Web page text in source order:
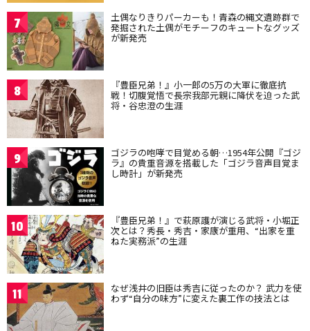
7 土偶なりきりパーカーも！青森の縄文遺跡群で
発掘された土偶がモチーフのキュートなグッズ
が新発売
8 『豊臣兄弟！』小一郎の5万の大軍に徹底抗
戦！切腹覚悟で長宗我部元親に降伏を迫った武
将・谷忠澄の生涯
9 ゴジラの咆哮で目覚める朝…1954年公開『ゴジ
ラ』の貴重音源を搭載した「ゴジラ音声目覚ま
し時計」が新発売
10 『豊臣兄弟！』で萩原護が演じる武将・小堀正
次とは？秀長・秀吉・家康が重用、“出家を重
ねた実務派”の生涯
11 なぜ浅井の旧臣は秀吉に従ったのか？ 武力を使
わず“自分の味方”に変えた裏工作の技法とは